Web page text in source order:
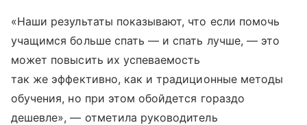
«Наши результаты показывают, что если помочь
учащимся больше спать — и спать лучше, — это
может повысить их успеваемость
так же эффективно, как и традиционные методы
обучения, но при этом обойдется гораздо
дешевле», — отметила руководитель